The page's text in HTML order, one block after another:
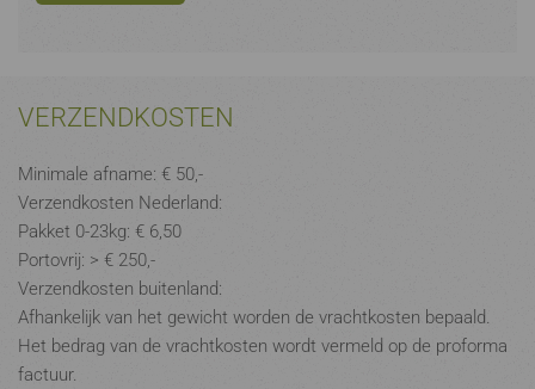
VERZENDKOSTEN
Minimale afname: € 50,-
Verzendkosten Nederland:
Pakket 0-23kg: € 6,50
Portovrij: > € 250,-
Verzendkosten buitenland:
Afhankelijk van het gewicht worden de vrachtkosten bepaald.
Het bedrag van de vrachtkosten wordt vermeld op de proforma
factuur.